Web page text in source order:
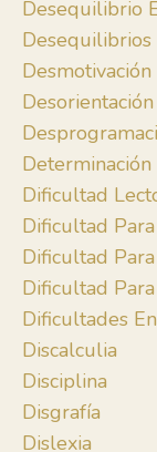
Desequilibrio
Desmotivación
Determinación
Dificultad
Dificultad
Dificultad
Dificultad
Dificultades
Discalculia
Disciplina
Disgrafía
Dislexia